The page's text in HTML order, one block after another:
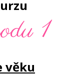
1
věku